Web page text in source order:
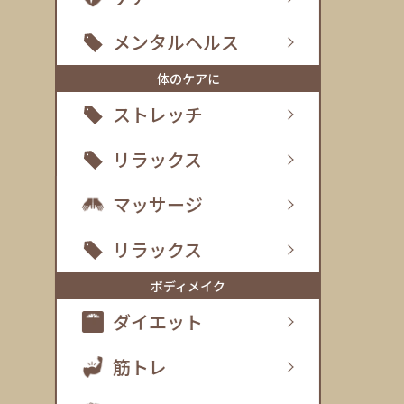
メンタルヘルス
体のケアに
ストレッチ
リラックス
マッサージ
リラックス
ボディメイク
ダイエット
筋トレ